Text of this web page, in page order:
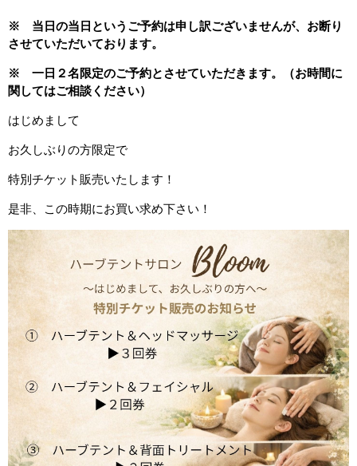
※ 当日の当日というご予約は申し訳ございませんが、お断り
させていただいております。
※ 一日２名限定のご予約とさせていただきます。（お時間に
関してはご相談ください）
はじめまして
お久しぶりの方限定で
特別チケット販売いたします！
是非、この時期にお買い求め下さい！